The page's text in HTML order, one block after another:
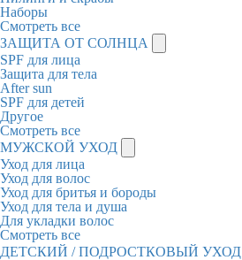
Наборы
Смотреть все
ЗАЩИТА ОТ СОЛНЦА
SPF для лица
Защита для тела
After sun
SPF для детей
Другое
Смотреть все
МУЖСКОЙ УХОД
Уход для лица
Уход для волос
Уход для бритья и бороды
Уход для тела и душа
Для укладки волос
Смотреть все
ДЕТСКИЙ / ПОДРОСТКОВЫЙ УХОД